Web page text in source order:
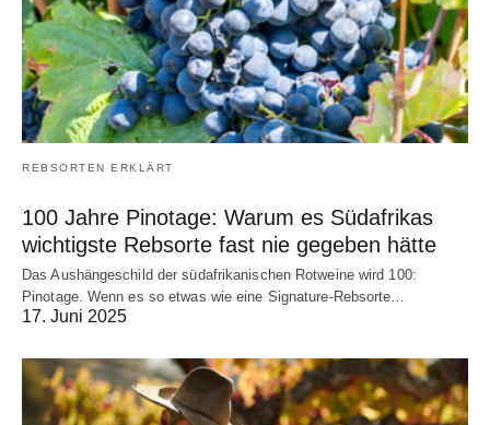
REBSORTEN ERKLÄRT
100 Jahre Pinotage: Warum es Südafrikas
wichtigste Rebsorte fast nie gegeben hätte
Das Aushängeschild der südafrikanischen Rotweine wird 100:
Pinotage. Wenn es so etwas wie eine Signature-Rebsorte…
17. Juni 2025